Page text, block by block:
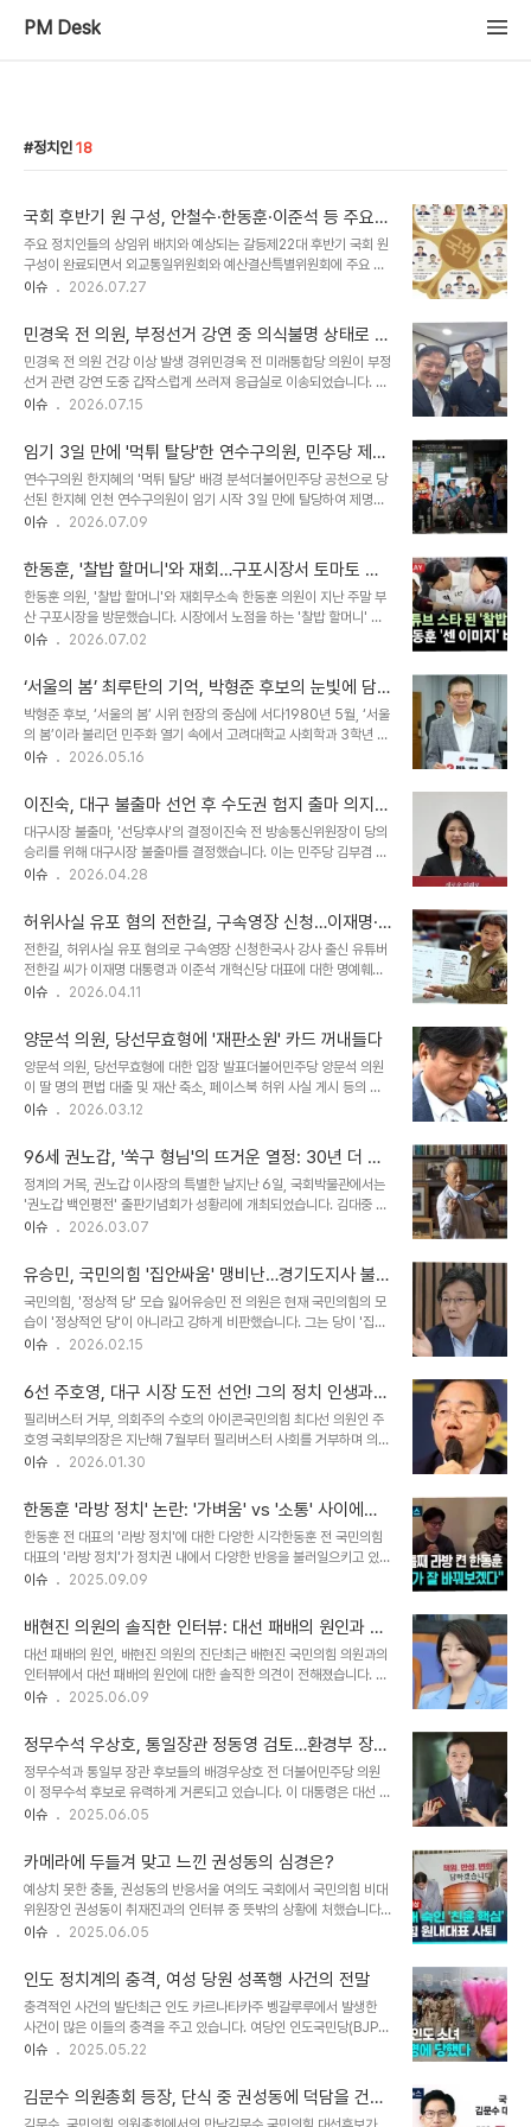
PM Desk
정치인 18
국회 후반기 원 구성, 안철수·한동훈·이준석 등 주요
정치인들의 존재감 대결 예고
주요 정치인들의 상임위 배치와 예상되는 갈등제22대 후반기 국회 원
구성이 완료되면서 외교통일위원회와 예산결산특별위원회에 주요 정
치인들이 배치되었습니다. 특히 안철수, 한동훈, 이준석 의원 등이 같
임위들이 새로운 주목을 받고 있습니다. 외통위, 안철수·한동훈 의원의
신경전과 권영세 의원의 입장외교통일위원회에 배정된 안철수 의원과
한동훈 의원은 과거 증언과 관련된 신경전을 벌인 바 있습니다. 안 의
원이 한 의원의 과거 행적에 대해 언급하자 한 의원은 이를 반박하며
공방을 이어갔습니다. 또한 권영세 의원 역시 한 의원의 복당에 부정적
신경전과 향후 전망예산결산특별위..
이슈 2026.07.27
민경욱 전 의원, 부정선거 강연 중 의식불명 상태로 응
급실 이송
민경욱 전 의원 건강 이상 발생 경위민경욱 전 미래통합당 의원이 부정
선거 관련 강연 도중 갑작스럽게 쓰러져 응급실로 이송되었습니다. 김
상현 국대떡볶이 대표의 페이스북 게시글에 따르면, 민 전 의원은 강연
의식불명 상태이나 호흡은 돌아온 것으로 확인되었습니다. 현재 상태
및 의료진의 진단민경욱 전 의원은 뇌 병변이 의심되어 정밀 검사를 위
해 CT 촬영 등 추가적인 검사를 준비하고 있습니다. 가족들에게 해당
소식이 전달되었으며, 병원으로 이동 중인 것으로 파악되었습니다. 의
료진은 환자의 상태를 면밀히 관찰하며 필요한 조치를 취하고 있습니
엑스(X) 계정을 통해 민..
이슈 2026.07.15
임기 3일 만에 '먹튀 탈당'한 연수구의원, 민주당 제명
절차 개시
연수구의원 한지혜의 '먹튀 탈당' 배경 분석더불어민주당 공천으로 당
선된 한지혜 인천 연수구의원이 임기 시작 3일 만에 탈당하여 제명될
위기에 처했습니다. 민주당 인천시당 윤리심판원은 한 의원의 탈당 행
결했습니다. 이는 당원과 유권자의 신뢰를 심각하게 훼손한 중대한 해
당 행위로 판단됩니다. 탈당으로 인한 연수구의회 의장단 선거 결과 변
화한 의원의 탈당으로 연수구의회 의석 분포가 국민의힘 7석, 민주당
6석, 무소속 1석으로 재편되었습니다. 이로 인해 최근 실시된 연수구
의회 의장 선거에서는 국민의힘 소속 의원이 의장과 부의장으로 각각
예상됩니다. 민주당의 공식 입장 및 ..
이슈 2026.07.09
한동훈, '찰밥 할머니'와 재회…구포시장서 토마토 먹
방 공개
한동훈 의원, '찰밥 할머니'와 재회무소속 한동훈 의원이 지난 주말 부
산 구포시장을 방문했습니다. 시장에서 노점을 하는 '찰밥 할머니' 김
보갑 할머니와 반갑게 재회하는 모습이 공개되었습니다. 한 의원은 할
과 특별한 의미김 할머니는 지난 선거운동 당시 한 의원에게 토마토와
찰밥을 건네며 화제가 되었던 인물입니다. 당시 한 의원은 좌판 옆에
주저앉아 찰밥을 먹었고, 이 장면을 SNS 배경 사진으로 사용할 만큼
각별한 의미를 부여했습니다. 이후 한 의원은 김 할머니를 선거사무소
개소식에도 초청하는 등 인연을 이어갔습니다. 재회 현장과 소통 모습
참외를 맛보며 이야기를 ..
이슈 2026.07.02
‘서울의 봄’ 최루탄의 기억, 박형준 후보의 눈빛에 담
긴 민주주의 가치
박형준 후보, ‘서울의 봄’ 시위 현장의 중심에 서다1980년 5월, ‘서울
의 봄’이라 불리던 민주화 열기 속에서 고려대학교 사회학과 3학년 박
형준 후보는 시위대의 선두에 섰습니다. 당시 전두환 신군부 세력의 계
중 경찰이 발사한 최루탄에 오른쪽 눈을 직격당하는 부상을 입었으나,
민주주의 가치를 새롭게 보게 되는 계기가 되었다고 회고했습니다. 이
사건으로 병역 면제를 받았지만, 그는 이를 통해 얻은 또 다른 시각을
강조했습니다. 부산 사투리 촌놈에서 거물급 정치인으로초등학교 시
절, 부산 사투리 때문에 놀림받던 ‘촌놈’ 박형준은 악착같이 표준어를
DNA’는 그가 YS와 MB..
이슈 2026.05.16
이진숙, 대구 불출마 선언 후 수도권 험지 출마 의지
밝혀
대구시장 불출마, '선당후사'의 결정이진숙 전 방송통신위원장이 당의
승리를 위해 대구시장 불출마를 결정했습니다. 이는 민주당 김부겸 후
보에게 유리한 상황을 초래할 수 있다는 우려와 표 분산으로 인한 본선
사'의 정신을 보여줍니다. 이 전 위원장은 개인적인 출마 욕심을 내려
놓고 당을 우선하는 결단을 내렸습니다. 수도권 험지 출마 가능성 시사
이진숙 전 위원장은 당 지도부와의 만남에서 수도권 험지 출마 제안에
긍정적인 입장을 보였습니다. 진행자가 경기 하남갑, 안산갑 등 열세
지역 출마 의사를 묻자, "민주당 정권의 확장을 막기 위해 제가 할 수
민주당을 견제하는 '공격수..
이슈 2026.04.28
허위사실 유포 혐의 전한길, 구속영장 신청…이재명·
이준석 명예 훼손 파장
전한길, 허위사실 유포 혐의로 구속영장 신청한국사 강사 출신 유튜버
전한길 씨가 이재명 대통령과 이준석 개혁신당 대표에 대한 명예훼손
혐의로 경찰의 구속영장 신청 대상이 되었습니다. 서울경찰청 형사기
대한 구속영장을 신청했으며, 검찰은 영장 청구 여부를 결정하기 전 피
의자 조사를 진행할 예정입니다. 이는 사법 통제 및 인권 보호 강화를
위한 제도로, 2021년부터 도입되었습니다. 이재명 대통령 관련 '마타
도어' 주장전 씨는 자신의 유튜브 채널을 통해 국가안전기획부(안기
부) 공작관 출신이라고 주장하는 인물의 발언을 방송했습니다. 해당
160조 원과 군사 기밀을 중국에 넘겼..
이슈 2026.04.11
양문석 의원, 당선무효형에 '재판소원' 카드 꺼내들다
양문석 의원, 당선무효형에 대한 입장 발표더불어민주당 양문석 의원
이 딸 명의 편법 대출 및 재산 축소, 페이스북 허위 사실 게시 등의 혐
의로 기소된 가운데, 당선무효형에 대한 자신의 입장을 밝혔다. 그는
이는 법원의 판단에 대한 재고를 요청하는 움직임으로 해석된다. 편법
대출 및 재산 축소 혐의의 전말양 의원은 딸 명의의 편법 대출과 재산
축소 혐의로 기소되었다. 이러한 혐의는 정치인의 도덕성과 청렴성에
대한 국민적 신뢰와 직결되는 문제로, 엄격한 법적 판단이 요구된다.
특히, 편법 대출은 자본 시장의 공정성을 해칠 수 있다는 점에서 심각
이스북에 허위 사실을 ..
이슈 2026.03.12
96세 권노갑, '쑥구 형님'의 뜨거운 열정: 30년 더 살
자신 있다!
정계의 거목, 권노갑 이사장의 특별한 날지난 6일, 국회박물관에서는
'권노갑 백인평전' 출판기념회가 성황리에 개최되었습니다. 김대중 전
대통령의 '영원한 비서실장'으로 불리는 권노갑 김대중재단 이사장
리 등 117명의 정치 동지 및 경쟁자들이 공동 저자로 참여했습니다.
출판기념회에는 200여 명의 정계 인사들이 참석하여 그의 삶을 조명
했습니다. 96세, 여전히 빛나는 권노갑 이사장의 에너지무대에 오른
권노갑 이사장은 '김대중이 없으면 권노갑은 없었다'는 말과 함께 '20
년, 30년은 더 살 자신 있다'며 호쾌하게 주먹을 휘둘렀습니다. 60년
는 독서, 평화 글짓..
이슈 2026.03.07
유승민, 국민의힘 '집안싸움' 맹비난…경기도지사 불출
마 선언으로 정치적 소명 밝혀
국민의힘, '정상적 당' 모습 잃어유승민 전 의원은 현재 국민의힘의 모
습이 '정상적인 당'이 아니라고 강하게 비판했습니다. 그는 당이 '집안
싸움'에 몰두하며 보수가 분열된 상태로 선거를 치르면 패배할 수밖에
한 것에 대해 '결코 제명할 일이 아니다'라며, 윤리위 등이 정적 제거
수단으로 변질된 것은 건전한 정치가 실종된 증거라고 지적했습니다.
이재명 대통령이 제안한 여야 대표 회동에 장동혁 대표가 불참한 것에
대해서도 '답답하게 봤다', '당연히 야당 대표는 갔어야 했다'고 비판했
습니다. 정치적 소명, '보수 정당 재건'유 전 의원은 6·3 지방선거에서
자신의 남은 정..
이슈 2026.02.15
6선 주호영, 대구 시장 도전 선언! 그의 정치 인생과
미래는?
필리버스터 거부, 의회주의 수호의 아이콘국민의힘 최다선 의원인 주
호영 국회부의장은 지난해 7월부터 필리버스터 사회를 거부하며 의회
주의 수호에 대한 확고한 신념을 보여왔습니다. 이는 거대 야당의 일방
그의 소신을 드러내는 행동이었습니다. 이러한 그의 행보는 국회법 개
정이라는 결과로 이어지기도 했습니다. 정치 엘리트 코스, 풍부한 경험
과 원칙주호영 부의장은 6선 의원으로서 국회부의장, 원내대표, 연금
개혁특별위원회 위원장 등 대한민국 국회의 주요 직책을 두루 거치며
풍부한 정치적 경험을 쌓았습니다. 특히 2015년 공무원연금개혁특위
끌어낸 경험은 그의 정치적 자산으로 평가..
이슈 2026.01.30
한동훈 '라방 정치' 논란: '가벼움' vs '소통' 사이에서
갈등하는 정치
한동훈 전 대표의 '라방 정치'에 대한 다양한 시각한동훈 전 국민의힘
대표의 '라방 정치'가 정치권 내에서 다양한 반응을 불러일으키고 있습
니다. 긍정적인 측면에서는 젊은 세대와의 소통을 위한 시도로 평가받
되고 있습니다. 특히 친한(친한동훈)계 의원들 사이에서도 엇갈린 반
응이 나오면서, 한 전 대표의 향후 정치 행보에 대한 다양한 해석이 나
오고 있습니다. 이러한 논쟁은 정치인의 소통 방식과 이미지 관리의 중
요성을 다시 한번 강조하며, 시대 변화에 발맞춘 정치적 전략의 필요성
을 보여줍니다. 친한계 박정하 의원의 '쓴소리'와 그 배경친한계 박정
했습니다. 박 의원은 MB..
이슈 2025.09.09
배현진 의원의 솔직한 인터뷰: 대선 패배의 원인과 새
로운 길
대선 패배의 원인, 배현진 의원의 진단최근 배현진 국민의힘 의원과의
인터뷰에서 대선 패배의 원인에 대한 솔직한 의견이 전해졌습니다. 배
의원은 "저희에게 기회가 아예 없었다고는 생각하지 않습니다. 그러나
외 및 전광훈 목사와의 절연이 필요했습니다"라고 밝혔습니다. 이는
그가 대선 과정에서 당의 여러 문제를 인식하고 있다는 것을 보여줍니
다. 특히 지난 선거에서의 실패는 이러한 '숙제'를 해결하지 못한 책임
이 크다고 강조했습니다. 이처럼 배 의원은 과거를 돌아보고 현재의 문
제를 직시하는 태도가 필요하다고 주장하고 있습니다. 혁신의 필요성
힘의 쇄신과 혁신을 위해 노력해야 한다고..
이슈 2025.06.09
정무수석 우상호, 통일장관 정동영 검토…환경부 장관
후보 김성환
정무수석과 통일부 장관 후보들의 배경우상호 전 더불어민주당 의원
이 정무수석 후보로 유력하게 거론되고 있습니다. 이 대통령은 대선 전
부터 우 전 의원을 주요 인사로 검토해온 것으로 알려져 있습니다. 그
했으며, 보수 정당과의 소통에서도 능력을 발휘해 왔습니다. 이러한 경
험은 그가 정무수석으로서의 적임자인 이유입니다. 통일부 장관으로
는 정동영 의원이 검토되고 있으며, 그는 과거 통일부 장관과 NSC 상
임위원장을 역임한 바 있습니다. 이처럼 두 인물 모두 정치적 경륜이
풍부하여 현재의 복잡한 정세에서 중요한 역할을 할 수 있을 것으로 기
의원이 거론되고 있습니다. 그는 이 ..
이슈 2025.06.05
카메라에 두들겨 맞고 느낀 권성동의 심경은?
예상치 못한 충돌, 권성동의 반응서울 여의도 국회에서 국민의힘 비대
위원장인 권성동이 취재진과의 인터뷰 중 뜻밖의 상황에 처했습니다.
인터뷰 도중, 권성동 원내대표는 '억!'하고 소리치며 카메라와 부딪혔
다. 권성동은 사건 직후 '카메라에 두들겨 맞았다!'라고 유머러스하게
반응했지만, 그 이면에는 대선 패배에 대한 책임론과 같은 중대한 논의
가 진행되고 있었습니다. 이처럼 정치적 긴장감 속에서의 작은 사건이
어떻게 큰 이슈로 번질 수 있는지를 보여주는 사례입니다. 권성동의 발
언과 정치적 맥락권성동 원내대표는 인터뷰에서 대선 패배 책임론에
니다. 이는 정치적 책임을 회피..
이슈 2025.06.05
인도 정치계의 충격, 여성 당원 성폭행 사건의 전말
충격적인 사건의 발단최근 인도 카르나타카주 벵갈루루에서 발생한
사건이 많은 이들의 충격을 주고 있습니다. 여당인 인도국민당(BJP)
소속 의원인 무니라트나가 여성 당원에 대해 집단 성폭행을 가하고, 심
이 제기되었습니다. 이 사건은 2023년 6월 11일에 발생했으며, 피해
자는 무니라트나 의원의 사무실에서 협박을 당했다고 진술했습니다.
이슈 2025.05.22
김문수 의원총회 등장, 단식 중 권성동에 덕담을 건넨
순간